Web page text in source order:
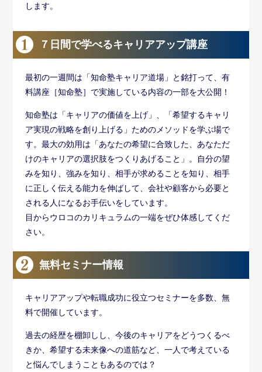
します。
７日間で学べるキャリアアップ講座
最初の一週間は「知命塾キャリア道場」と銘打って、有
料講座［知命塾］で実施している内容の一部を大公開！
知命塾は「キャリアの価値を上げ」、「希望するキャリ
ア実現の戦略を創り上げる」ためのメソッドを学ぶ場で
す。最大の効用は「あなたの希望に合致した、あなただ
けのキャリアの選択肢をつくりあげること」。自分の望
みを知り、強みを知り、相手が求めることを知り、相手
に正しく伝える能力を伸ばして、会社や顧客から必要と
される人になるお手伝いをしています。
目からウロコのカリキュラムの一端をぜひ体感してくだ
さい。
無料セミナー情報
キャリアアップや転職成功に役立つセミナーを多数、無
料で開催しています。
過去の経歴を棚卸しし、今後のキャリアをどうつくるべ
きか、希望する未来像への道筋など、一人で考えている
と悩んでしまうこともあるのでは？